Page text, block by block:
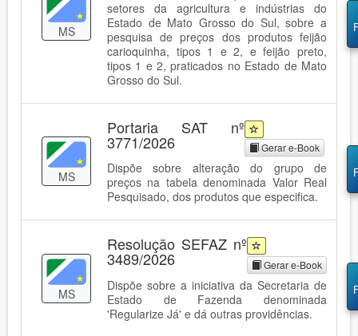
MS
setores da agricultura e indústrias do
Estado de Mato Grosso do Sul, sobre a
pesquisa de preços dos produtos feijão
carioquinha, tipos 1 e 2, e feijão preto,
tipos 1 e 2, praticados no Estado de Mato
Grosso do Sul.
MS
Portaria SAT nº
3771/2026 Gerar e-Book
Dispõe sobre alteração do grupo de
preços na tabela denominada Valor Real
Pesquisado, dos produtos que especifica.
MS
Resolução SEFAZ nº
3489/2026 Gerar e-Book
Dispõe sobre a iniciativa da Secretaria de
Estado de Fazenda denominada
'Regularize Já' e dá outras providências.